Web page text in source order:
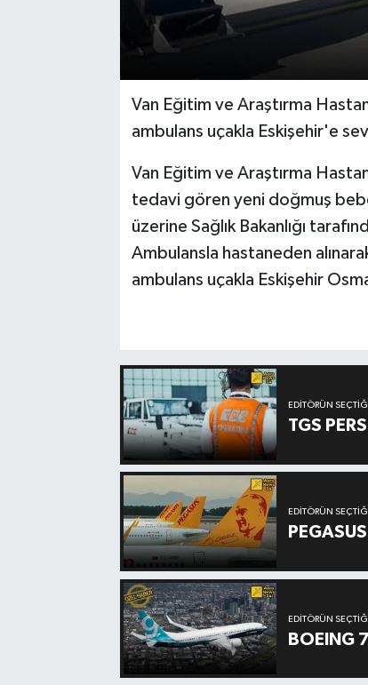
Van Eğitim ve Araştırma
ambulans uçakla Eskişehir'e
Van Eğitim ve Araştırma
tedavi gören yeni doğmuş
üzerine Sağlık Bakanlığı
Ambulansla hastaneden
ambulans uçakla Eskişehir
EDITÖRÜN SEÇTIĞI
TGS
EDITÖRÜN SEÇTIĞI
EDITÖRÜN SEÇTIĞI
BOEING